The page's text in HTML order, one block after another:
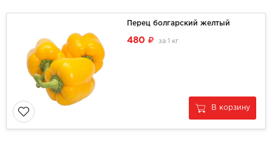
Перец болгарский желтый
480 за 1 кг
В корзину